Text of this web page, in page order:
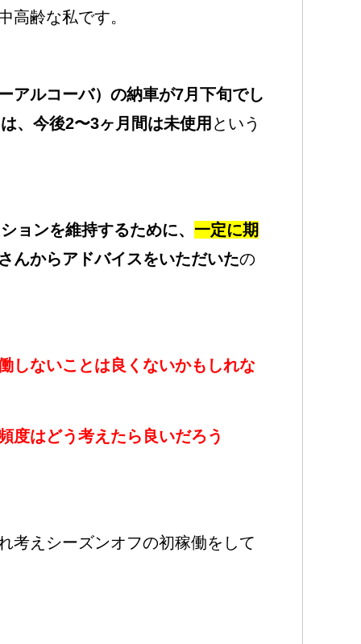
高齢な私です。
アルコーバ）の納車が7月下旬でし
、今後2〜3ヶ月間は未使用 という
ョンを維持するために、 一定に期
んからアドバイスをいただいたの
しないことは良くないかもしれな
度はどう考えたら良いだろう
考えシーズンオフの初稼働をして